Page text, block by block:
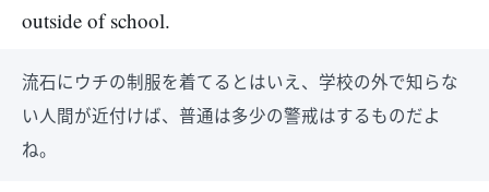
outside of school.
流石にウチの制服を着てるとはいえ、学校の外で知らな
い人間が近付けば、普通は多少の警戒はするものだよ
ね。